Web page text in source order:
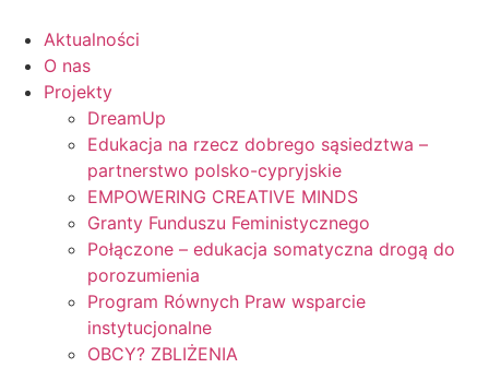
content
Aktualności
O nas
Projekty
DreamUp
Edukacja na rzecz dobrego sąsiedztwa –
partnerstwo polsko-cypryjskie
EMPOWERING CREATIVE MINDS
Granty Funduszu Feministycznego
Połączone – edukacja somatyczna drogą do
porozumienia
Program Równych Praw wsparcie
instytucjonalne
OBCY? ZBLIŻENIA